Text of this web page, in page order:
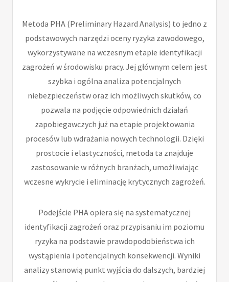
Metoda PHA (Preliminary Hazard Analysis) to jedno z
podstawowych narzędzi oceny ryzyka zawodowego,
wykorzystywane na wczesnym etapie identyfikacji
zagrożeń w środowisku pracy. Jej głównym celem jest
szybka i ogólna analiza potencjalnych
niebezpieczeństw oraz ich możliwych skutków, co
pozwala na podjęcie odpowiednich działań
zapobiegawczych już na etapie projektowania
procesów lub wdrażania nowych technologii. Dzięki
prostocie i elastyczności, metoda ta znajduje
zastosowanie w różnych branżach, umożliwiając
wczesne wykrycie i eliminację krytycznych zagrożeń.
Podejście PHA opiera się na systematycznej
identyfikacji zagrożeń oraz przypisaniu im poziomu
ryzyka na podstawie prawdopodobieństwa ich
wystąpienia i potencjalnych konsekwencji. Wyniki
analizy stanowią punkt wyjścia do dalszych, bardziej